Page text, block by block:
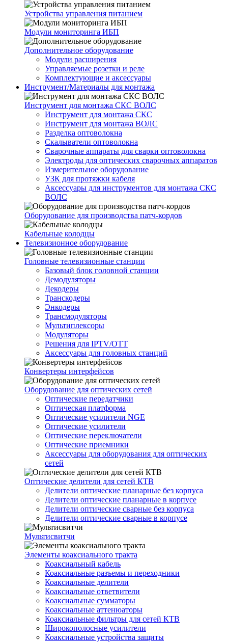
Устройства управления питанием
Модули мониторинга ИБП
Дополнительное оборудование
Модули расширения
Управляемые розетки и реле
Комплектующие и аксессуары
Инструмент/Материалы для монтажа
Инструмент для монтажа СКС ВОЛС
Инструмент для монтажа СКС
Инструмент для монтажа ВОЛС
Разделка оптоволокна
Скалыватели оптоволокна
Сварочные аппараты для сварки оптоволокна
Электроды для оптических сварочных аппаратов
Измерительное оборудование
УЗК для протяжки кабеля
Аксессуары для инструментов для монтажа СКС
ВОЛС
Оборудование для производства патч-кордов
Кабельные колодцы
Телевизионное оборудование
Головные телевизионные станции
Базовый блок головной станции
Демодуляторы
Декодеры
Транскодеры
Энкодеры
Трансмодуляторы
Мультиплексоры
Модуляторы
Решения для IPTV/OTT
Аксессуары для головных станций
Конвертеры интерфейсов
Оборудование для оптических сетей
Оптические передатчики
Оптическая платформа
Оптические усилители NGE
Оптические усилители
Оптические переключатели
Оптические приемники
Аксессуары для оборудования для оптических
сетей
Оптические делители для сетей КТВ
Делители оптические планарные без корпуса
Делители оптические планарные в корпусе
Делители оптические сварные без корпуса
Делители оптические сварные в корпусе
Мультисвитчи
Элементы коаксиального тракта
Коаксиальный кабель
Коаксиальные разъемы и переходники
Коаксиальные делители
Коаксиальные ответвители
Коаксиальные сумматоры
Коаксиальные аттенюаторы
Коаксиальные фильтры для сетей КТВ
Широкополосные усилители
Коаксиальные устройства защиты